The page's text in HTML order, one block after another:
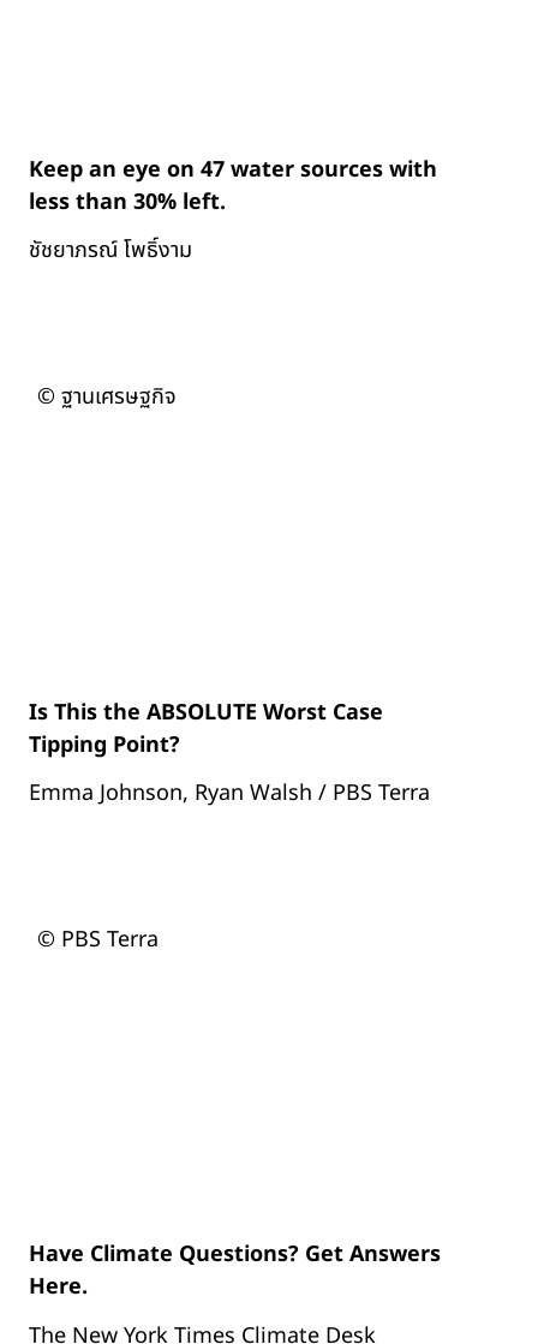
Keep an eye on 47 water sources with
less than 30% left.
ชัชยาภรณ์ โพธิ์งาม
© ฐานเศรษฐกิจ
Is This the ABSOLUTE Worst Case
Tipping Point?
Emma Johnson, Ryan Walsh / PBS Terra
© PBS Terra
Have Climate Questions? Get Answers
Here.
The New York Times Climate Desk